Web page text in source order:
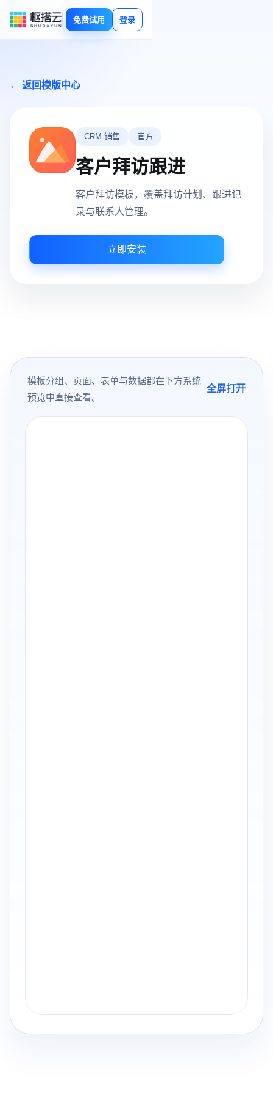
免费试用 登录
← 返回模版中心
CRM 销售 官方
客户拜访跟进
客户拜访模板，覆盖拜访计划、跟进记
录与联系人管理。
立即安装
模板分组、页面、表单与数据都在下方系统
预览中直接查看。
全屏打开